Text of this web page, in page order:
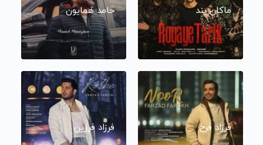
ماکان بند حامد همایون
فرزاد فرخ فرزاد فرزین